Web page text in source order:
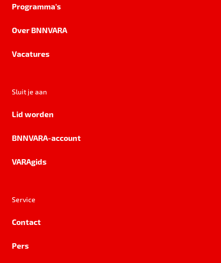
Programma's
Over BNNVARA
Vacatures
Sluit je aan
Lid worden
BNNVARA-account
VARAgids
Service
Contact
Pers